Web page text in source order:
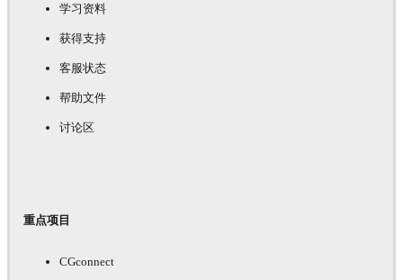
学习资料
获得支持
客服状态
帮助文件
讨论区
重点项目
CGconnect